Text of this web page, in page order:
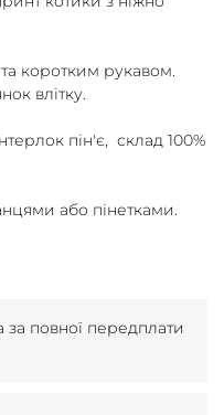
коротким рукавом.
влітку.
пін'є, склад 100%
або пінетками.
за повної передплати